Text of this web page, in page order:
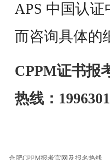
APS 中国认
而咨询具体的
CPPM证书报
热线：
合肥CPPM报考官网及报名热线